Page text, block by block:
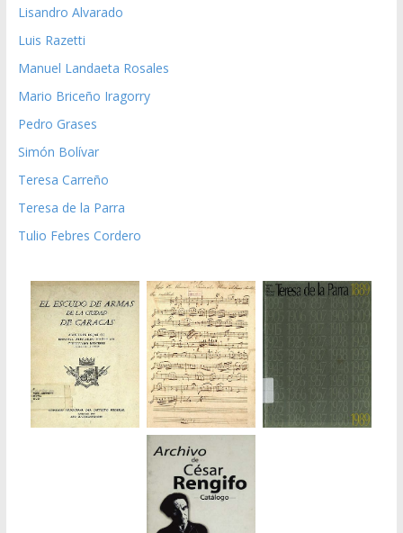
Lisandro Alvarado
Luis Razetti
Manuel Landaeta Rosales
Mario Briceño Iragorry
Pedro Grases
Simón Bolívar
Teresa Carreño
Teresa de la Parra
Tulio Febres Cordero